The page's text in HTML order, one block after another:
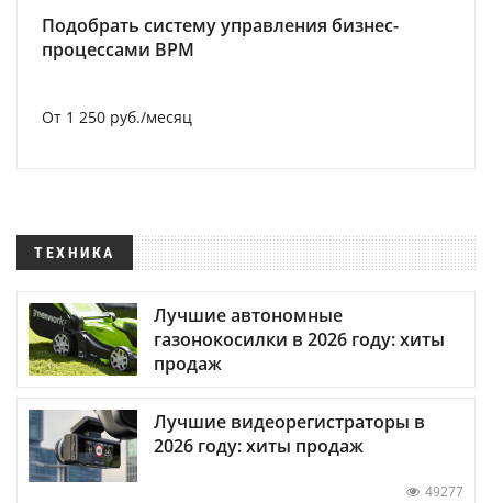
Подобрать систему управления бизнес-
процессами BPM
От 1 250 руб./месяц
ТЕХНИКА
Лучшие автономные
газонокосилки в 2026 году: хиты
продаж
Лучшие видеорегистраторы в
2026 году: хиты продаж
49277